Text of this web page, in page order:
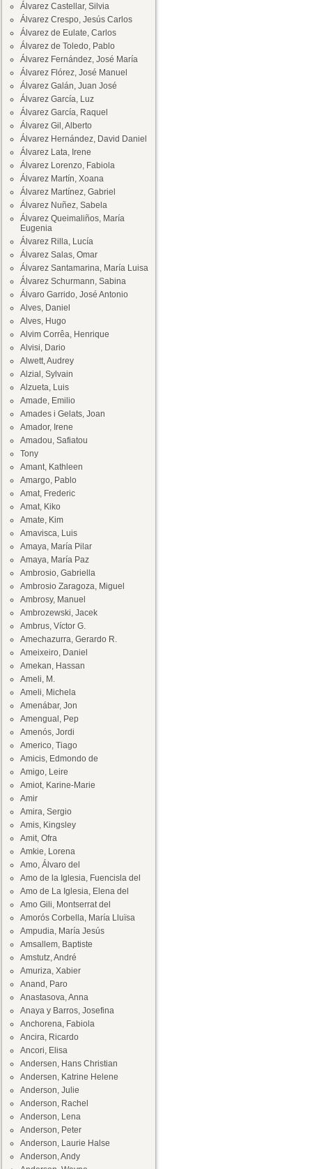
Álvarez Castellar, Silvia
Álvarez Crespo, Jesús Carlos
Álvarez de Eulate, Carlos
Álvarez de Toledo, Pablo
Álvarez Fernández, José María
Álvarez Flórez, José Manuel
Álvarez Galán, Juan José
Álvarez García, Luz
Álvarez García, Raquel
Álvarez Gil, Alberto
Álvarez Hernández, David Daniel
Álvarez Lata, Irene
Álvarez Lorenzo, Fabiola
Álvarez Martín, Xoana
Álvarez Martínez, Gabriel
Álvarez Nuñez, Sabela
Álvarez Queimaliños, María
Eugenia
Álvarez Rilla, Lucía
Álvarez Salas, Omar
Álvarez Santamarina, María Luisa
Álvarez Schurmann, Sabina
Álvaro Garrido, José Antonio
Alves, Daniel
Alves, Hugo
Alvim Corrêa, Henrique
Alvisi, Dario
Alwett, Audrey
Alzial, Sylvain
Alzueta, Luis
Amade, Emilio
Amades i Gelats, Joan
Amador, Irene
Amadou, Safiatou
Tony
Amant, Kathleen
Amargo, Pablo
Amat, Frederic
Amat, Kiko
Amate, Kim
Amavisca, Luis
Amaya, María Pilar
Amaya, María Paz
Ambrosio, Gabriella
Ambrosio Zaragoza, Miguel
Ambrosy, Manuel
Ambrozewski, Jacek
Ambrus, Víctor G.
Amechazurra, Gerardo R.
Ameixeiro, Daniel
Amekan, Hassan
Ameli, M.
Ameli, Michela
Amenábar, Jon
Amengual, Pep
Amenós, Jordi
Americo, Tiago
Amicis, Edmondo de
Amigo, Leire
Amiot, Karine-Marie
Amir
Amira, Sergio
Amis, Kingsley
Amit, Ofra
Amkie, Lorena
Amo, Álvaro del
Amo de la Iglesia, Fuencisla del
Amo de La Iglesia, Elena del
Amo Gili, Montserrat del
Amorós Corbella, María Lluïsa
Ampudia, María Jesús
Amsallem, Baptiste
Amstutz, André
Amuriza, Xabier
Anand, Paro
Anastasova, Anna
Anaya y Barros, Josefina
Anchorena, Fabiola
Ancira, Ricardo
Ancori, Elisa
Andersen, Hans Christian
Andersen, Katrine Helene
Anderson, Julie
Anderson, Rachel
Anderson, Lena
Anderson, Peter
Anderson, Laurie Halse
Anderson, Andy